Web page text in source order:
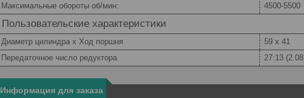
Максимальные обороты об/мин:
4500-5500
Пользовательские характеристики
Диаметр цилиндра x Ход поршня
59 x 41
Передаточное число редуктора
27:13
Информация для заказа